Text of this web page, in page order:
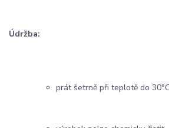
Údržba:
prát šetrně při teplotě do